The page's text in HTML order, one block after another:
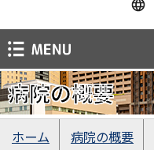
病院の概要
ホーム 病院の概要